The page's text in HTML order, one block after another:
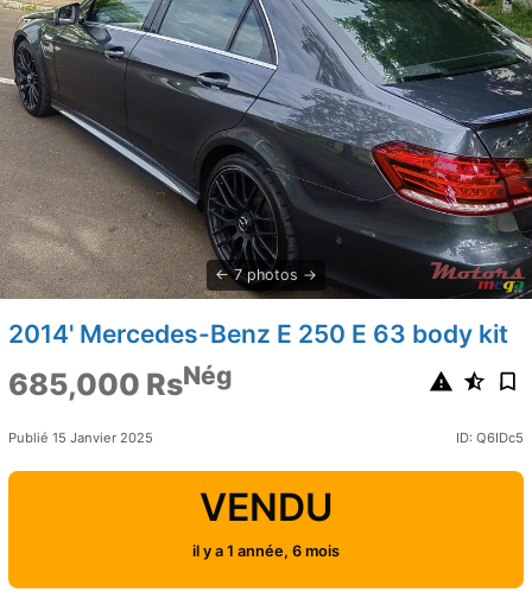
7 photos
2014' Mercedes-Benz E 250 E 63 body kit
685,000 RsNég
Publié 15 Janvier 2025 ID: Q6IDc5
VENDU
il y a 1 année, 6 mois